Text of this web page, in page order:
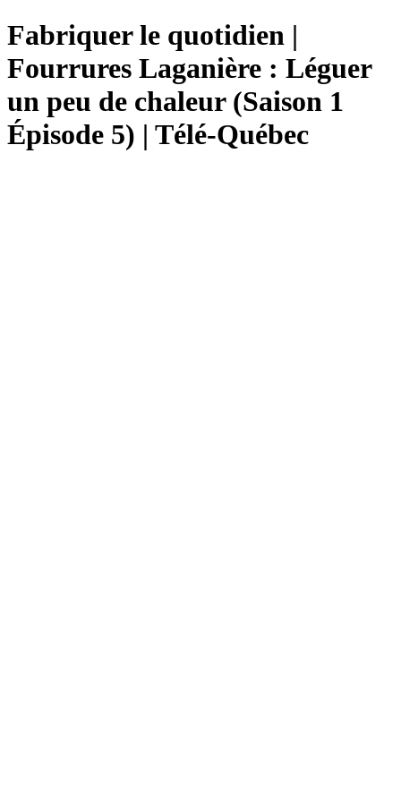
Fabriquer le quotidien |
Fourrures Laganière : Léguer
un peu de chaleur (Saison 1
Épisode 5) | Télé-Québec